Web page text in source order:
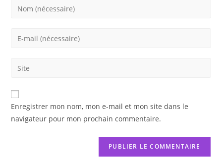
Enter
Enter
address
comment
Saisir
de
votre
(facultatif)
Enregistrer mon nom, mon e-mail et mon site dans le
navigateur pour mon prochain commentaire.